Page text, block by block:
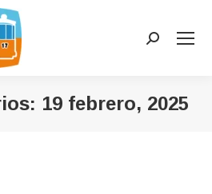
Buscar:
19 febrero, 2025